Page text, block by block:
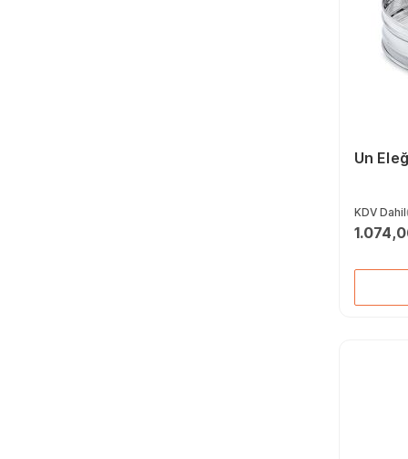
Un
KDV Dahil